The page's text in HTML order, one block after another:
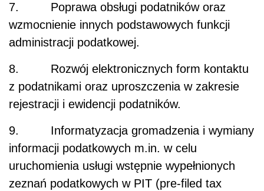
7. Poprawa obsługi podatników oraz
wzmocnienie innych podstawowych funkcji
administracji podatkowej.
8. Rozwój elektronicznych form kontaktu
z podatnikami oraz uproszczenia w zakresie
rejestracji i ewidencji podatników.
9. Informatyzacja gromadzenia i wymiany
informacji podatkowych m.in. w celu
uruchomienia usługi wstępnie wypełnionych
zeznań podatkowych w PIT (pre-filed tax